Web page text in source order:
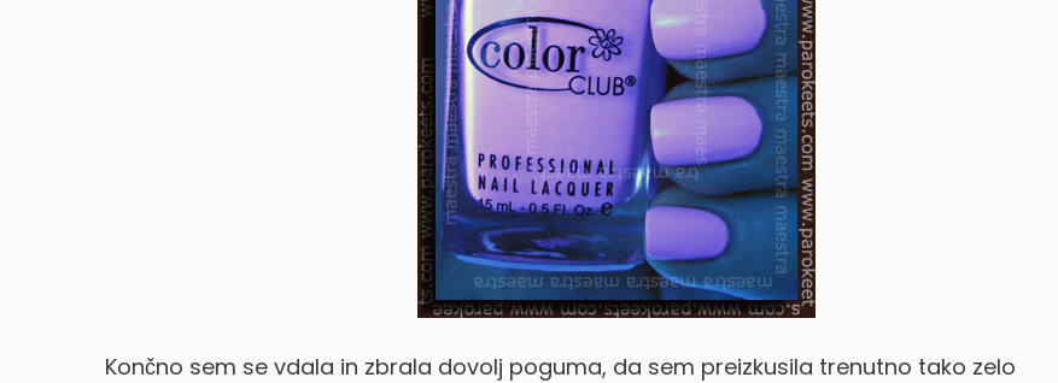
Končno sem se vdala in zbrala dovolj poguma, da sem preizkusila trenutno tako zelo